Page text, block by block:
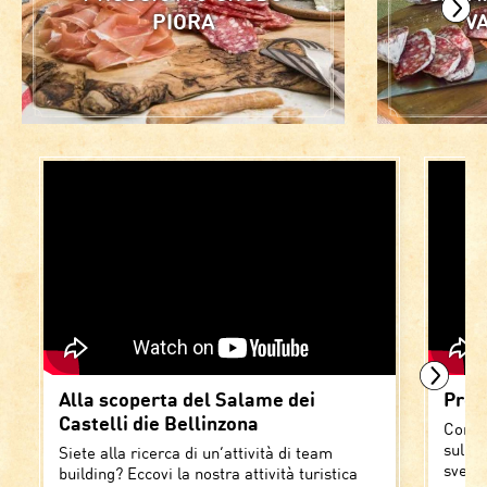
PIORA
Alla scoperta del Salame dei
Castelli die Bellinzona
Siete alla ricerca di un’attività di team
building? Eccovi la nostra attività turistica